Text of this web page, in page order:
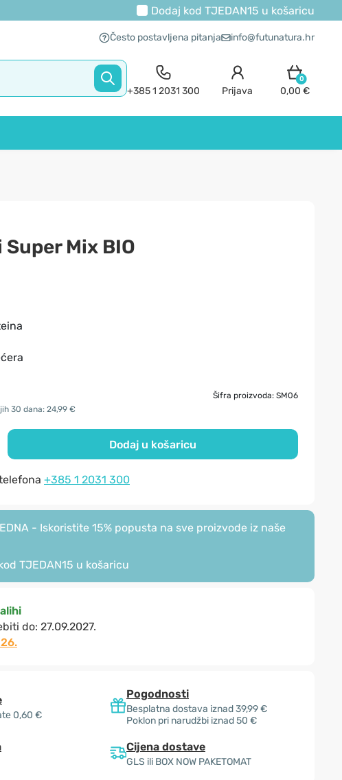
Dodaj kod TJEDAN15 u košaricu
Često postavljena pitanja info@futunatura.hr
+385 1 2031 300 Prijava
0
0,00 €
Mix BIO
Šifra proizvoda: SM06
30 dana: 24,99 €
Dodaj u košaricu
+385 1 2031 300
- Iskoristite 15% popusta na sve proizvode iz naše
TJEDAN15 u košaricu
do: 27.09.2027.
0,60 €
Pogodnosti
Besplatna dostava iznad 39,99 €
Poklon pri narudžbi iznad 50 €
Cijena dostave
GLS ili BOX NOW PAKETOMAT